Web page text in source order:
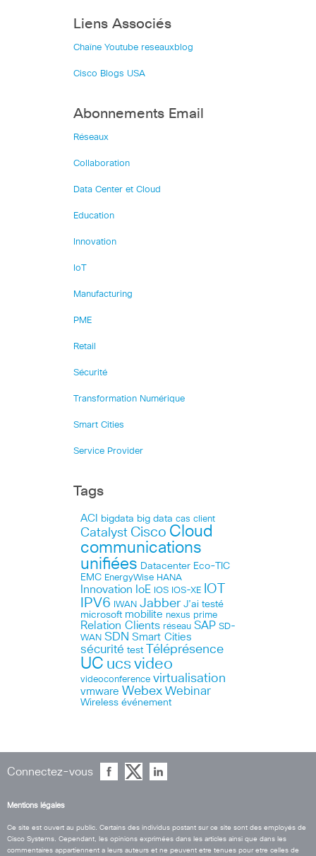
Liens Associés
Chaîne Youtube reseauxblog
Cisco Blogs USA
Abonnements Email
Réseaux
Collaboration
Data Center et Cloud
Education
Innovation
IoT
Manufacturing
PME
Retail
Sécurité
Transformation Numérique
Smart Cities
Service Provider
Tags
ACI bigdata big data cas client
Catalyst Cisco Cloud
communications
unifiées Datacenter Eco-TIC
EMC EnergyWise HANA
Innovation IoE IOS IOS-XE IOT
IPV6 IWAN Jabber J’ai testé
microsoft mobilite nexus prime
Relation Clients réseau SAP SD-
WAN SDN Smart Cities
sécurité test Téléprésence
UC ucs video
videoconference virtualisation
vmware Webex Webinar
Wireless événement
Connectez-vous
Mentions légales
Ce site est ouvert au public. Certains des individus postant sur ce site sont des employés de
Cisco Systems. Cependant, les opinions exprimées dans les articles ainsi que dans les
commentaires appartiennent a leurs auteurs et ne peuvent etre tenues pour etre celles de